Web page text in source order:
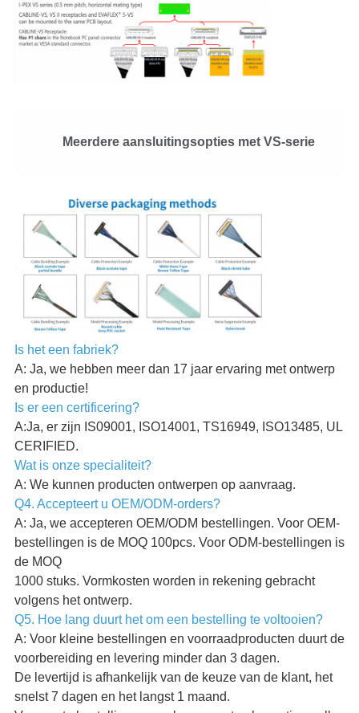
Meerdere aansluitingsopties met VS-serie
Is het een fabriek?
A: Ja, we hebben meer dan 17 jaar ervaring met ontwerp
en productie!
Is er een certificering?
A:Ja, er zijn IS09001, ISO14001, TS16949, ISO13485, UL
CERIFIED.
Wat is onze specialiteit?
A: We kunnen producten ontwerpen op aanvraag.
Q4. Accepteert u OEM/ODM-orders?
A: Ja, we accepteren OEM/ODM bestellingen. Voor OEM-
bestellingen is de MOQ 100pcs. Voor ODM-bestellingen is
de MOQ
1000 stuks. Vormkosten worden in rekening gebracht
volgens het ontwerp.
Q5. Hoe lang duurt het om een bestelling te voltooien?
A: Voor kleine bestellingen en voorraadproducten duurt de
voorbereiding en levering minder dan 3 dagen.
De levertijd is afhankelijk van de keuze van de klant, het
snelst 7 dagen en het langst 1 maand.